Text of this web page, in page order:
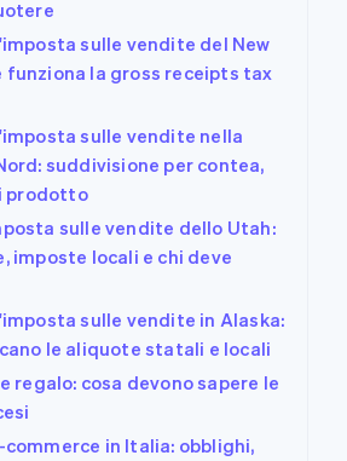
sulle vendite del New
funziona la gross receipts tax
sulle vendite nella
suddivisione per contea,
prodotto
sulle vendite dello Utah:
imposte locali e chi deve
sulle vendite in Alaska:
le aliquote statali e locali
regalo: cosa devono sapere le
in Italia: obblighi,